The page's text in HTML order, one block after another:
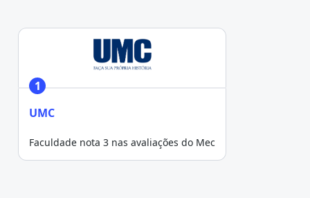
1
UMC
Faculdade nota 3 nas avaliações do Mec